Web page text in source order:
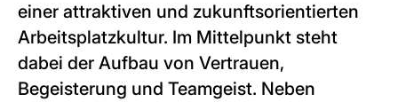
einer attraktiven und zukunftsorientierten
Arbeitsplatzkultur. Im Mittelpunkt steht
dabei der Aufbau von Vertrauen,
Begeisterung und Teamgeist. Neben